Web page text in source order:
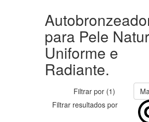
para Pele
Uniforme e
Radiante.
Filtrar por (1)
Filtrar resultados por